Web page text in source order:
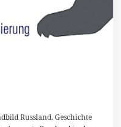
Russland. Geschichte